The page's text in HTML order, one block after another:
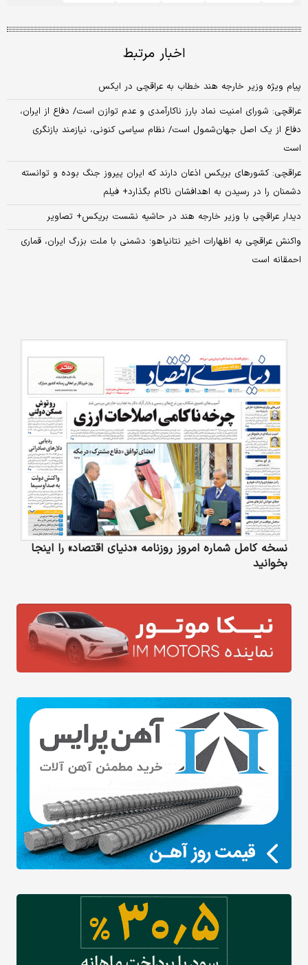
اخبار مرتبط
پیام ویژه وزیر خارجه هند خطاب به عراقچی در ایکس
عراقچی: شورای امنیت نماد بارز ناکارآمدی و عدم توازن است/ دفاع از ایران،
دفاع از یک اصل جهان‌شمول است/ نظام سیاسی کنونی، نیازمند بازنگری
است
عراقچی: کشورهای بریکس اذعان دارند که ایران پیروز جنگ بوده و توانسته
دشمنان را در رسیدن به اهدافشان ناکام بگذارد+ فیلم
دیدار عراقچی با وزیر خارجه هند در حاشیه نشست بریکس+ تصاویر
واکنش عراقچی به اظهارات اخیر نتانیاهو؛ دشمنی با ملت بزرگ ایران، قماری
احمقانه‌ است
نسخه کامل شماره امروز روزنامه «دنیای‌ اقتصاد» را اینجا
بخوانید